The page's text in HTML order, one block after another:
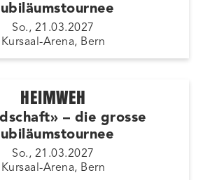
So., 21.03.2027
Kursaal-Arena, Bern
HEIMWEH
– die grosse
So., 21.03.2027
Kursaal-Arena, Bern